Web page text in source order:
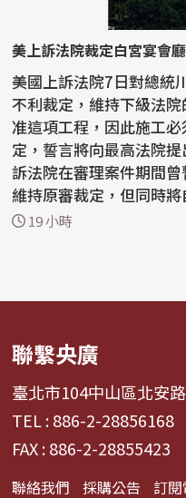
美上訴法院裁定白宮宴會
美國上訴法院7日對總統
不利裁定，維持下級法
准這項工程，因此施工
定，誓言將向最高法院提出上訴。 法新
訴法院在審理案件期間
維持原審裁定，但同時
普有...
19 小時
聯繫央廣
臺北市104中山區北安
TEL : 886-2-28856168
FAX : 886-2-28855423
聯絡我們 採購公告 訂